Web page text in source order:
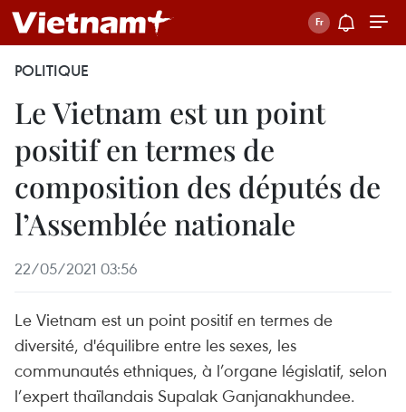
POLITIQUE
Le Vietnam est un point
positif en termes de
composition des députés de
l’Assemblée nationale
22/05/2021 03:56
Le Vietnam est un point positif en termes de
diversité, d'équilibre entre les sexes, les
communautés ethniques, à l’organe législatif, selon
l’expert thaïlandais Supalak Ganjanakhundee.